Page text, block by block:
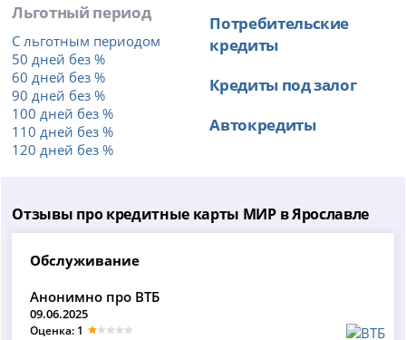
Льготный период
С льготным периодом
50 дней без %
60 дней без %
90 дней без %
100 дней без %
110 дней без %
120 дней без %
Потребительские
кредиты
Кредиты под залог
Автокредиты
Отзывы про кредитные карты МИР в Ярославле
Обслуживание
Анонимно про ВТБ
09.06.2025
Оценка: 1